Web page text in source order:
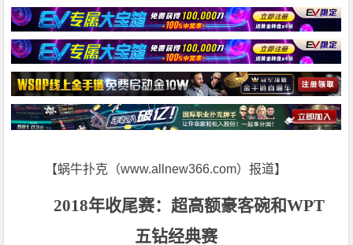
【蜗牛扑克（www.allnew366.com）报道】
2018年收尾赛：超高额豪客碗和WPT
五钻经典赛